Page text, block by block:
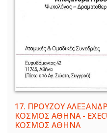
17. ΠΡΟΥΖΟΥ
ΚΟΣΜΟΣ ΑΘΗΝΑ -
ΚΟΣΜΟΣ ΑΘΗΝΑ